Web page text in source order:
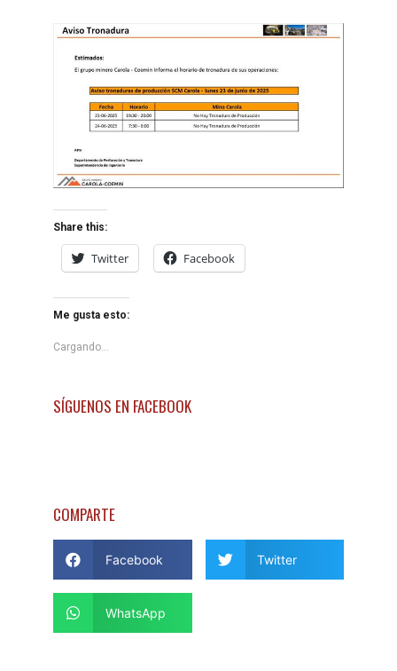
Share this:
Twitter Facebook
Me gusta esto:
Cargando...
SÍGUENOS EN FACEBOOK
COMPARTE
Facebook Twitter
WhatsApp